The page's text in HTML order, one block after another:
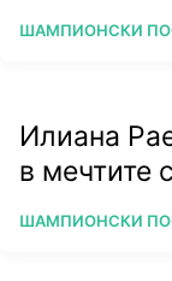
ПОВЕЧЕ ОТ
ШАМПИОНСКИ
Илиана
в мечтите
ПОВЕЧЕ ОТ
ШАМПИОНСКИ